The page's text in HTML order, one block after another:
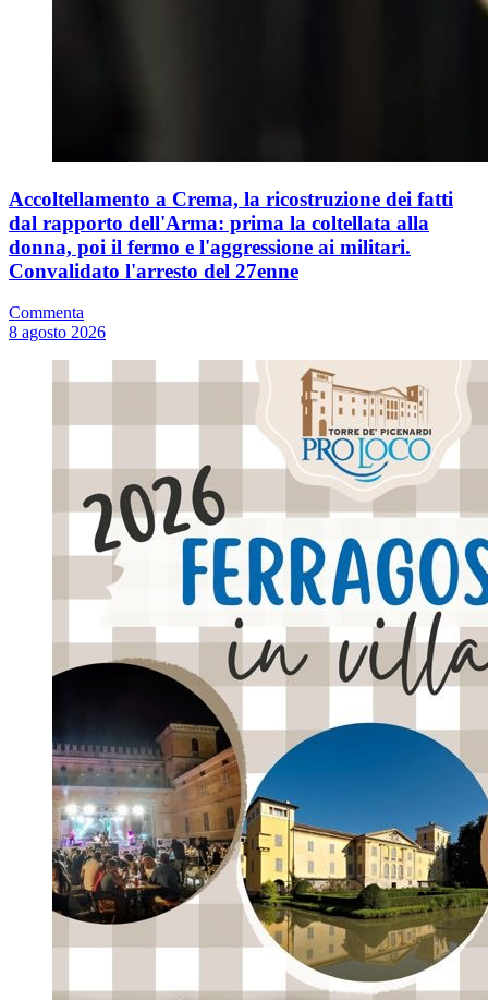
Accoltellamento a Crema, la ricostruzione dei fatti
dal rapporto dell'Arma: prima la coltellata alla
donna, poi il fermo e l'aggressione ai militari.
Convalidato l'arresto del 27enne
Commenta
8 agosto 2026